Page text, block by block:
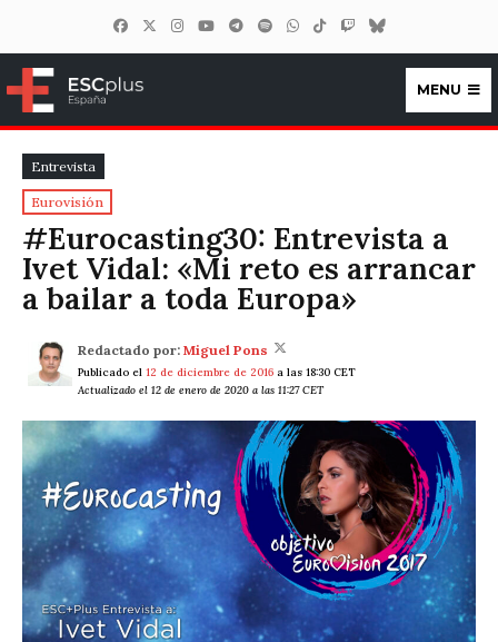
ESCplus España
MENU
Entrevista
Eurovisión
#Eurocasting30: Entrevista a
Ivet Vidal: «Mi reto es arrancar
a bailar a toda Europa»
Redactado por: Miguel Pons
Publicado el 12 de diciembre de 2016 a las 18:30 CET
Actualizado el 12 de enero de 2020 a las 11:27 CET